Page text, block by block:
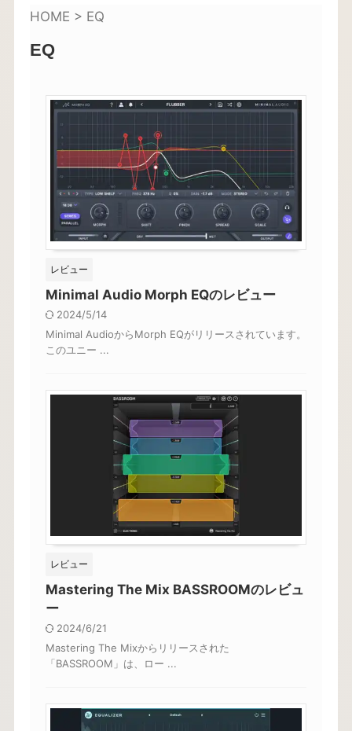
HOME > EQ
EQ
レビュー
Minimal Audio Morph EQのレビュー
2024/5/14
Minimal AudioからMorph EQがリリースされています。
このユニー ...
レビュー
Mastering The Mix BASSROOMのレビュ
ー
2024/6/21
Mastering The Mixからリリースされた
「BASSROOM」は、ロー ...